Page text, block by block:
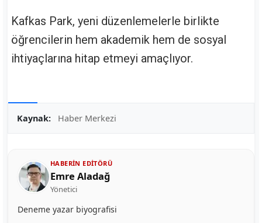
Kafkas Park, yeni düzenlemelerle birlikte
öğrencilerin hem akademik hem de sosyal
ihtiyaçlarına hitap etmeyi amaçlıyor.
Kaynak: Haber Merkezi
HABERIN EDITÖRÜ
Emre Aladağ
Yönetici
Deneme yazar biyografisi